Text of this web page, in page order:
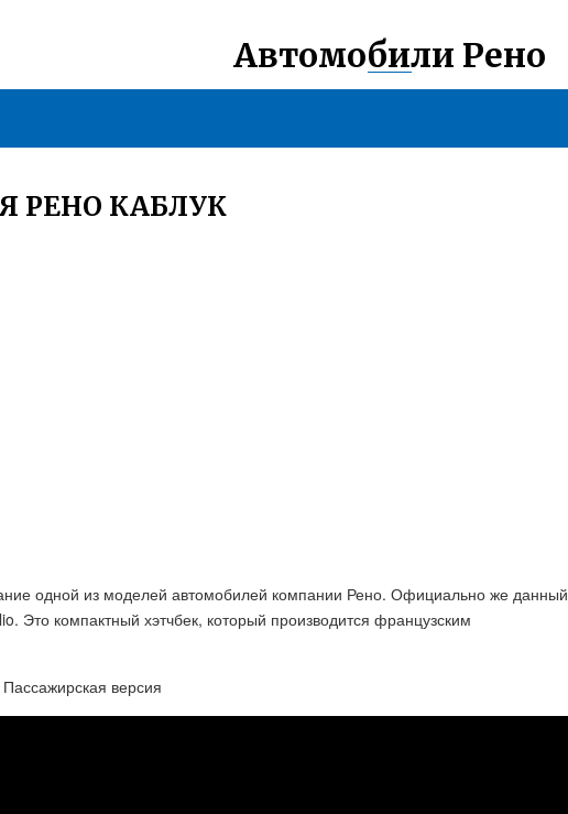
Автомобили Рено
РЕНО КАБЛУК
одной из моделей автомобилей компании Рено. Официально же данный
Это компактный хэтчбек, который производится французским
версия